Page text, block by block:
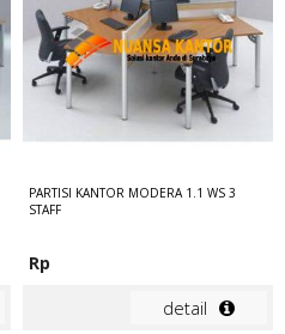
PARTISI KANTOR MODERA 1.1 WS 3
STAFF
Rp
detail